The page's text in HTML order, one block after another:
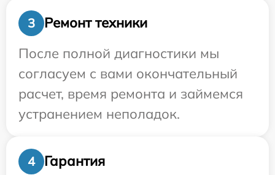
3
Ремонт техники
После полной диагностики мы
согласуем с вами окончательный
расчет, время ремонта и займемся
устранением неполадок.
4 Гарантия